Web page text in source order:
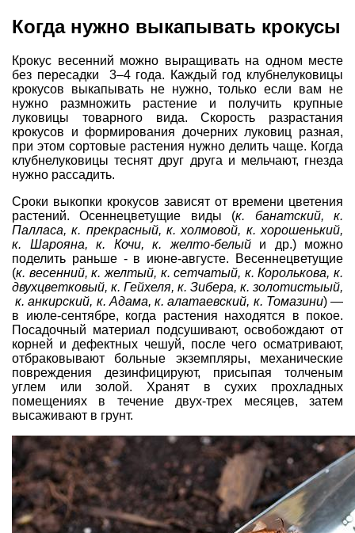
Когда нужно выкапывать крокусы
Крокус весенний можно выращивать на одном месте
без пересадки 3–4 года. Каждый год клубнелуковицы
крокусов выкапывать не нужно, только если вам не
нужно размножить растение и получить крупные
луковицы товарного вида. Скорость разрастания
крокусов и формирования дочерних луковиц разная,
при этом сортовые растения нужно делить чаще. Когда
клубнелуковицы теснят друг друга и мельчают, гнезда
нужно рассадить.
Сроки выкопки крокусов зависят от времени цветения
растений. Осеннецветущие виды (к. банатский, к.
Палласа, к. прекрасный, к. холмовой, к. хорошенький,
к. Шарояна, к. Кочи, к. желто-белыйи др.) можно
поделить раньше - в июне-августе. Весеннецветущие
(к. весенний, к. желтый, к. сетчатый, к. Королькова, к.
двухцветковый, к. Гейхеля, к. Зибера, к. золотистыый,
к. анкирский, к. Адама, к. алатаевский, к. Томазини) —
в июле-сентябре, когда растения находятся в покое.
Посадочный материал подсушивают, освобождают от
корней и дефектных чешуй, после чего осматривают,
отбраковывают больные экземпляры, механические
повреждения дезинфицируют, присыпая толченым
углем или золой. Хранят в сухих прохладных
помещениях в течение двух-трех месяцев, затем
высаживают в грунт.